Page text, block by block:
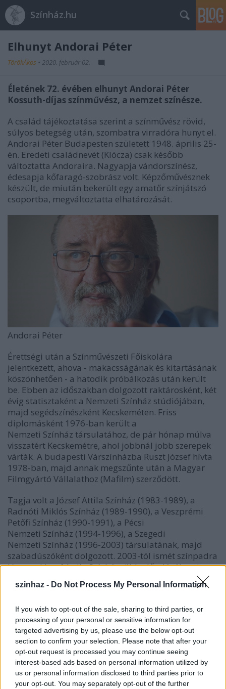
szinhaz - Do Not Process My Personal Information
If you wish to opt-out of the sale, sharing to third parties, or
processing of your personal or sensitive information for
targeted advertising by us, please use the below opt-out
section to confirm your selection. Please note that after your
opt-out request is processed you may continue seeing
interest-based ads based on personal information utilized by
us or personal information disclosed to third parties prior to
your opt-out. You may separately opt-out of the further
Színház.hu
Elhunyt Andorai Péter
TörökÁkos • 2020. február 02.
Életének 72. évében elhunyt Andorai Péter
Kossuth-díjas színművész, a nemzet színésze.
A család tájékoztatása szerint a színművész rövid,
súlyos betegség után, szombatra virradóra hunyt el.
Andorai Péter Budapesten született 1948. április 25-
én. Eredeti családnevét (Klócza) csak később
változtatta Andoraira. Nagyapja vándorszínész,
édesapja kőfaragó-szobrász volt. Képzőművésznek
készült, de miután bekerült egy amatőr színjátszó
csoportba, megváltoztatta elhatározását.
Andorai Péter
Érettségi után a Színművészeti Főiskolára
jelentkezett, ahova - makacsságának és kitartásának
köszönhetően - a hatodik próbálkozás után került
be. Ebben az időszakban dolgozott raktárosként, két
évig statisztaként a Nemzeti Színház stúdiójában,
majd segédszínészként Kecskeméten. Friss
diplomásként 1976-ban került a
Nemzeti Színház társulatához, de pár hónap múlva
visszatért Kecskemétre, ahol jobbnál jobb szerepek
várták. A budapesti Várszínházba Ruszt József hívta
1978-ban, majd annak megszűnte után a Magyar
Filmgyártó Vállalathoz (Mafilm) szerződött.
Tagja volt a József Attila Színház (1983-1989), a
Radnóti Miklós Színház (1989-1990), a Veszprémi
Petőfi Színház (1990-1991), a Pécsi
Nemzeti Színház (1994-1996), a Szegedi
Nemzeti Színház (1996-2003) társulatának, majd
szabadúszóként dolgozott. 2003-tól ismét színpadra
lépett a József Attila Színház több előadásában is.
Színpadon sikerrel alakította Kis Jánost (Sarkadi:
Oszlopos Simeon), Malvoliót (Shakespeare:Vízkereszt
(Shakespeare), Baradlay Kazimírt (Jókai: A kőszívű
ember fiai). Tehetségét komédiában is megmutatta,
játszott egyebek közt azOthello Gyulaházáncímű
darabban, aKaviárban, a magyar foci múltjáról
szólóAranycsapatban és az 1993-ban bemutatott
Sose halunk megcímű film zenés színpadi
változatában.